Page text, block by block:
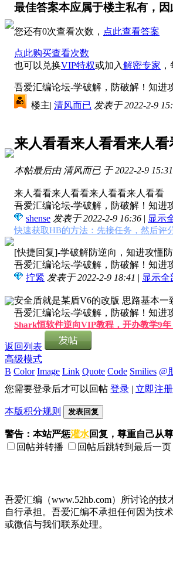
最佳答案本应属于楼主私有，
您还有0次查看次数， 点此查看答案
点此购买查看次数
也可以兑换VIP特权或加入解密专家
吾爱汇编论坛-学破解，防破解！知进
楼主| 清风而已 发表于 2022-2-9
来人看看来人看看来人看
本帖最后由 清风而已 于 2022-2-9
来人看看来人看看来人看看来人看看
吾爱汇编论坛-学破解，防破解！知进
shense 发表于 2022-2-9 16:36 | 显示
快速获取HB的方法：先接任务，然后评
[快捷回复]-学破解防逆向，知进攻懂防
吾爱汇编论坛-学破解，防破解！知进
拧紧 发表于 2022-2-9 18:41 | 显示全
安全盾就是某盾V6的改版 思路基本一
吾爱汇编论坛-学破解，防破解！知进
Shark恒软件逆向VIP教程，开办教学9
返回列表
高级模式
B Color Image Link Quote Code Smilies @
您需要登录后才可以回帖 登录 | 立即注册
本版积分规则 发表回复
警告：本站严惩灌水回复，尊重自己从
回帖并转播
回帖后跳转到最后一页
吾爱汇编（www.52hb.com）所讨论的
自行承担。吾爱汇编不承担任何因为技
或微信与我们联系处理。